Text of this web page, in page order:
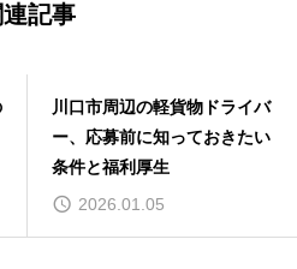
連記事
川口市周辺の軽貨物ドライバ
ー、応募前に知っておきたい
条件と福利厚生
2026.01.05